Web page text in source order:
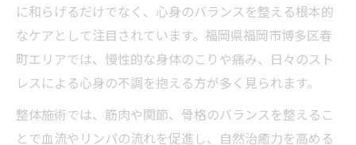
肩こりや疲れに効く整体ケアの魅力解説
整体が肩こりや疲れ改善に役立つ理由とは
肩こりに特化した整体ケアの心地よさを体
感
慢性疲労に整体がもたらす根本的な変化
に和らげるだけでなく、心身のバランスを整える根本的
なケアとして注目されています。福岡県福岡市博多区春
町エリアでは、慢性的な身体のこりや痛み、日々のスト
レスによる心身の不調を抱える方が多く見られます。
整体施術では、筋肉や関節、骨格のバランスを整えるこ
とで血流やリンパの流れを促進し、自然治癒力を高める